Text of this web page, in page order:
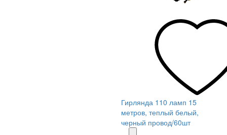
Гирлянда 110 ламп 15
метров, теплый белый,
черный провод/60шт